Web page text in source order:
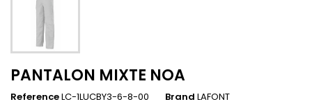
PANTALON MIXTE NOA
ReferenceLC-1LUCBY3-6-8-00 Brand LAFONT